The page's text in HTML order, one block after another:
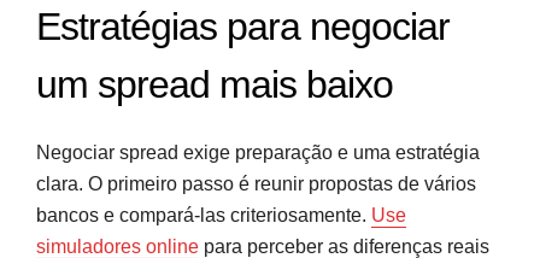
Estratégias para negociar
um spread mais baixo
Negociar spread exige preparação e uma estratégia
clara. O primeiro passo é reunir propostas de vários
bancos e compará-las criteriosamente. Use
simuladores online para perceber as diferenças reais